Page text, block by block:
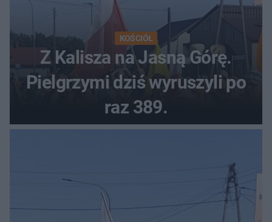
KOŚCIÓŁ
Z Kalisza na Jasną Górę.
Pielgrzymi dziś wyruszyli po
raz 389.